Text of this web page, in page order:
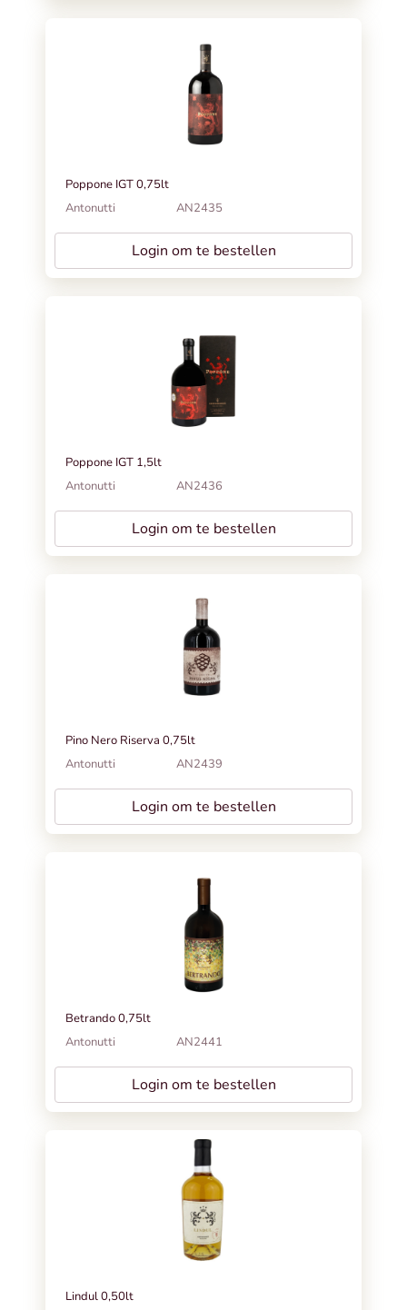
Poppone IGT 0,75lt
Antonutti
AN2435
Login om te bestellen
Poppone IGT 1,5lt
Antonutti
AN2436
Login om te bestellen
Pino Nero Riserva 0,75lt
Antonutti
AN2439
Login om te bestellen
Betrando 0,75lt
Antonutti
AN2441
Login om te bestellen
Lindul 0,50lt